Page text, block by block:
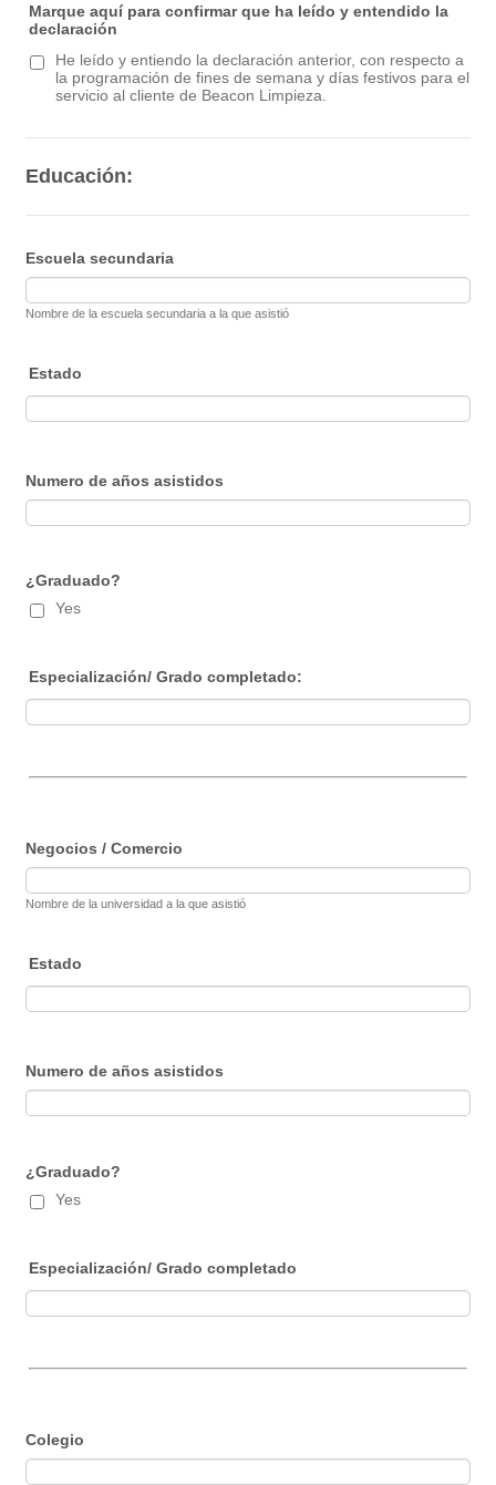
Marque aquí para confirmar que ha leído y entendido la
declaración
He leído y entiendo la declaración anterior, con respecto a
la programación de fines de semana y días festivos para el
servicio al cliente de Beacon Limpieza.
Educación:
Escuela secundaria
Nombre de la escuela secundaria a la que asistió
Estado
Numero de años asistidos
¿Graduado?
Yes
Especialización/ Grado completado:
Negocios / Comercio
Nombre de la universidad a la que asistió
Estado
Numero de años asistidos
¿Graduado?
Yes
Especialización/ Grado completado
Colegio